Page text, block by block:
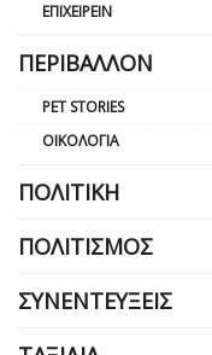
ΕΠΙΧΕΙΡΕΊΝ
ΠΕΡΙΒΆΛΛΟΝ
PET STORIES
ΟΙΚΟΛΟΓΊΑ
ΠΟΛΙΤΙΚΉ
ΠΟΛΙΤΙΣΜΌΣ
ΣΥΝΕΝΤΕΎΞΕΙΣ